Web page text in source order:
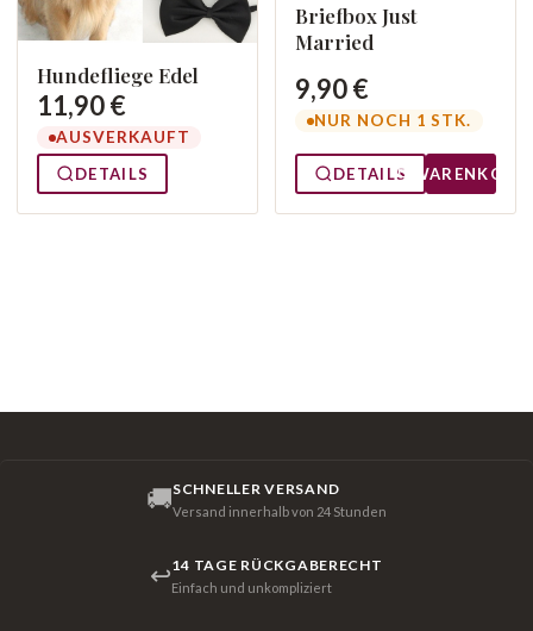
Hundefliege Edel
11,90 €
AUSVERKAUFT
DETAILS
Briefbox Just
Married
9,90 €
NUR NOCH 1 STK.
DETAILS WARENKORB
🚚SCHNELLER VERSAND
Versand innerhalb von 24 Stunden
↩14 TAGE RÜCKGABERECHT
Einfach und unkompliziert